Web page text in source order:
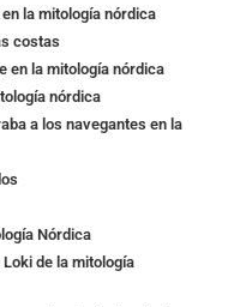
la mitología nórdica
costas
en la mitología nórdica
nórdica
a los navegantes en la
Nórdica
de la mitología